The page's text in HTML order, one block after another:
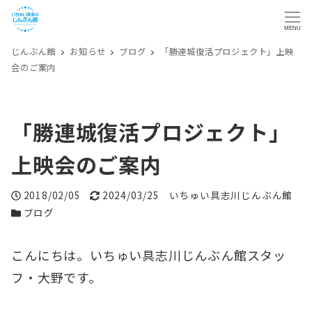
MENU
じんぶん館 お知らせ ブログ
「勝連城復活プロジェクト」上映
会のご案内
「勝連城復活プロジェクト」
上映会のご案内
投稿日
2018/02/05 更新日
2024/03/25 著者
いちゅい具志川じんぶん館
カテゴリー
ブログ
こんにちは。いちゅい具志川じんぶん館スタッ
フ・大野です。